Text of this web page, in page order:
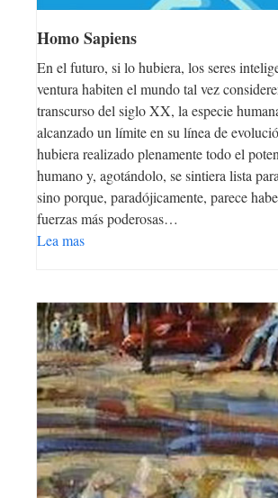
Homo Sapiens
En el futuro, si lo hubiera, los seres
ventura habiten el mundo tal vez
transcurso del siglo XX, la especie
alcanzado un límite en su línea de
hubiera realizado plenamente todo el
humano y, agotándolo, se sintiera lista
sino porque, paradójicamente, parece
fuerzas más poderosas…
Lea mas